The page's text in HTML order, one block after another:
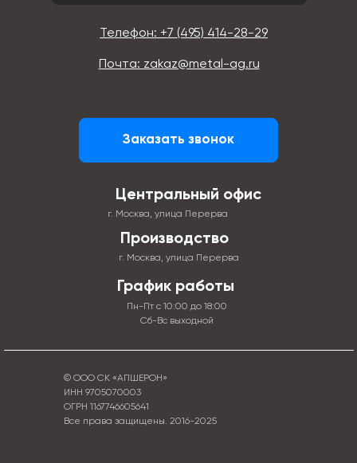
© ООО СК «АПШЕРОН»
ИНН 9705070003
ОГРН 1167746605641
Все права защищены. 2016-2025
Центральный офис
г. Москва, улица Перерва
График работы
Пн-Пт с 10:00 до 18:00
Сб-Вс выходной
Производство
г. Москва, улица Перерва
Телефон: +7 (495) 414-28-29
Почта: zakaz@metal-ag.ru
Заказать звонок